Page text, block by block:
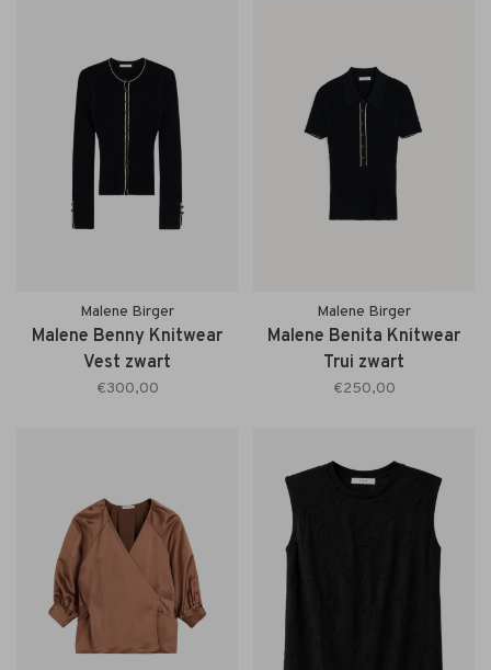
Malene Birger
Malene Benny Knitwear
Vest zwart
€300,00
Malene Birger
Malene Benita Knitwear
Trui zwart
€250,00